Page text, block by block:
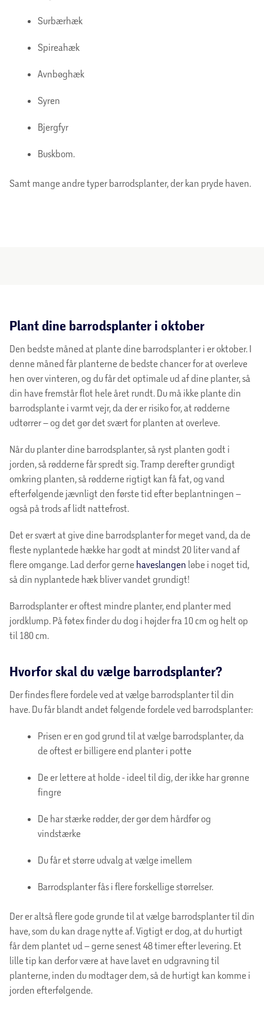
Surbærhæk
Spireahæk
Avnbøghæk
Syren
Bjergfyr
Buskbom.
Samt mange andre typer barrodsplanter, der kan pryde haven.
Plant dine barrodsplanter i oktober
Den bedste måned at plante dine barrodsplanter i er oktober. I
denne måned får planterne de bedste chancer for at overleve
hen over vinteren, og du får det optimale ud af dine planter, så
din have fremstår flot hele året rundt. Du må ikke plante din
barrodsplante i varmt vejr, da der er risiko for, at rødderne
udtørrer – og det gør det svært for planten at overleve.
Når du planter dine barrodsplanter, så ryst planten godt i
jorden, så rødderne får spredt sig. Tramp derefter grundigt
omkring planten, så rødderne rigtigt kan få fat, og vand
efterfølgende jævnligt den første tid efter beplantningen –
også på trods af lidt nattefrost.
Det er svært at give dine barrodsplanter for meget vand, da de
fleste nyplantede hække har godt at mindst 20 liter vand af
flere omgange. Lad derfor gerne haveslangen løbe i noget tid,
så din nyplantede hæk bliver vandet grundigt!
Barrodsplanter er oftest mindre planter, end planter med
jordklump. På føtex finder du dog i højder fra 10 cm og helt op
til 180 cm.
Hvorfor skal du vælge barrodsplanter?
Der findes flere fordele ved at vælge barrodsplanter til din
have. Du får blandt andet følgende fordele ved barrodsplanter:
Prisen er en god grund til at vælge barrodsplanter, da
de oftest er billigere end planter i potte
De er lettere at holde - ideel til dig, der ikke har grønne
fingre
De har stærke rødder, der gør dem hårdfør og
vindstærke
Du får et større udvalg at vælge imellem
Barrodsplanter fås i flere forskellige størrelser.
Der er altså flere gode grunde til at vælge barrodsplanter til din
have, som du kan drage nytte af. Vigtigt er dog, at du hurtigt
får dem plantet ud – gerne senest 48 timer efter levering. Et
lille tip kan derfor være at have lavet en udgravning til
planterne, inden du modtager dem, så de hurtigt kan komme i
jorden efterfølgende.